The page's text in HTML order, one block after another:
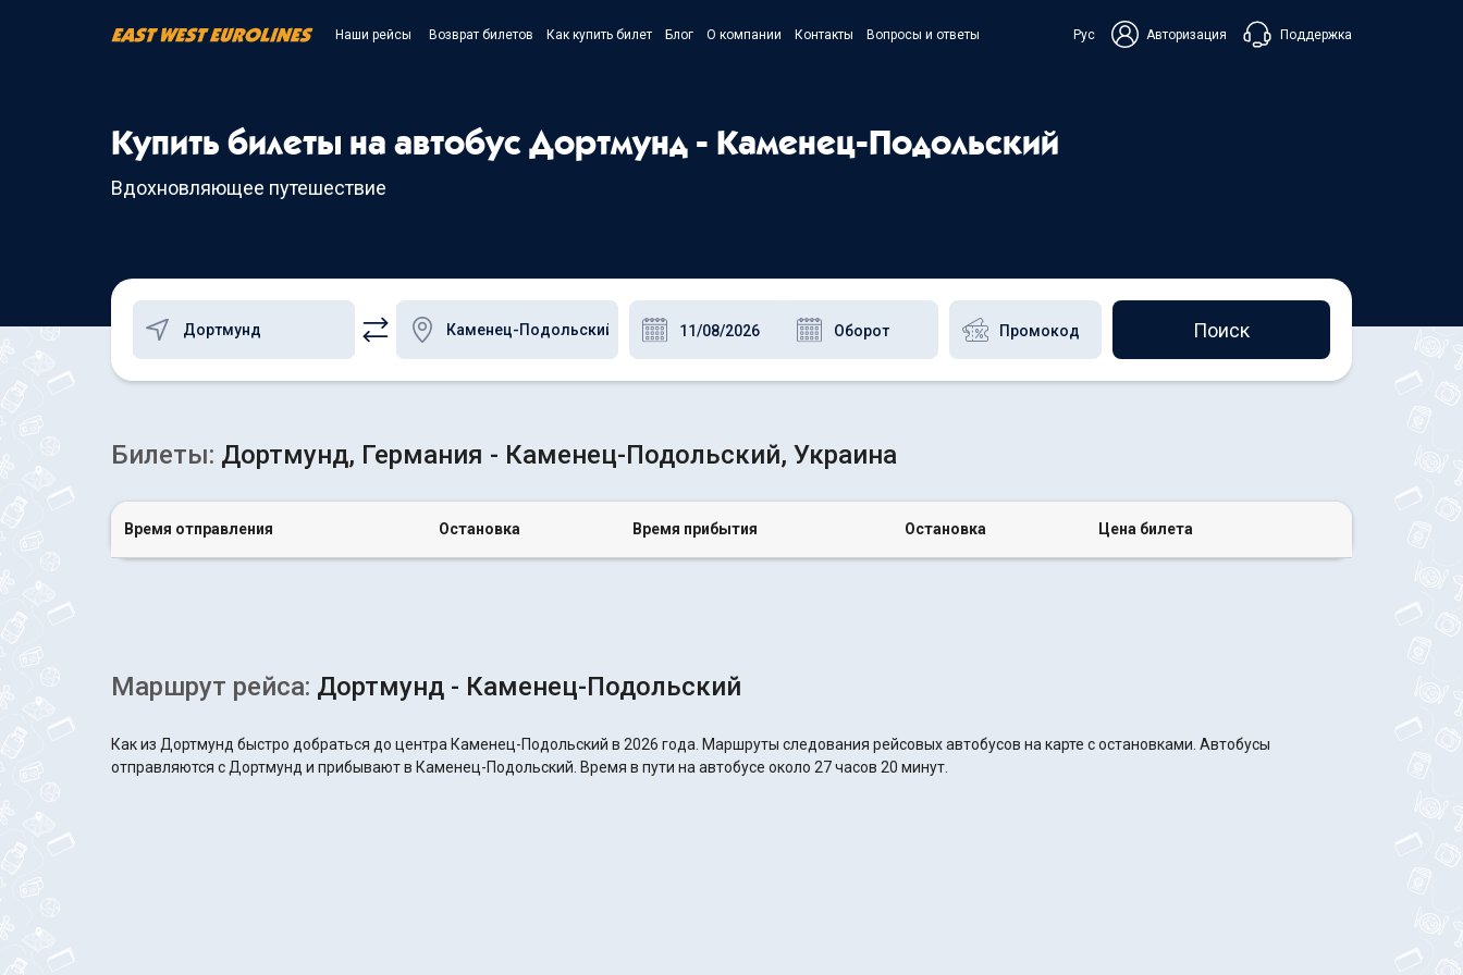
Наши рейсы Возврат билетов Как купить билет Блог О компании Контакты Вопросы и ответы Рус
- Polski
Авторизация Поддержка
Чат в Messenger
Купить билеты на автобус Дортмунд - Каменец-Подольский
Вдохновляющее путешествие
Поиск
Билеты: Дортмунд, Германия - Каменец-Подольский, Украина
Время отправления Остановка Время прибытия Остановка Цена билета
Маршрут рейса: Дортмунд - Каменец-Подольский
Как из Дортмунд быстро добраться до центра Каменец-Подольский в 2026 года. Маршруты следования рейсовых автобусов на карте с остановками. Автобусы
отправляются с Дортмунд и прибывают в Каменец-Подольский. Время в пути на автобусе около 27 часов 20 минут.